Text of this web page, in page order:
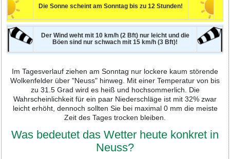
Die Sonne scheint am Sonntag bis zu 12 Stunden!
Der Wind weht mit 10 km/h (2 Bft) nur leicht und die
Böen sind nur schwach mit 15 km/h (3 Bft)!
Im Tagesverlauf ziehen am Sonntag nur lockere kaum störende
Wolkenfelder über "Neuss" hinweg. Mit einer Temperatur von bis
zu 31.5 Grad wird es heiß und hochsommerlich. Die
Wahrscheinlichkeit für ein paar Niederschläge ist mit 32% zwar
leicht erhöht, dennoch sollten Sie bei maximal 0 mm die meiste
Zeit des Tages trocken bleiben.
Was bedeutet das Wetter heute konkret in
Neuss?